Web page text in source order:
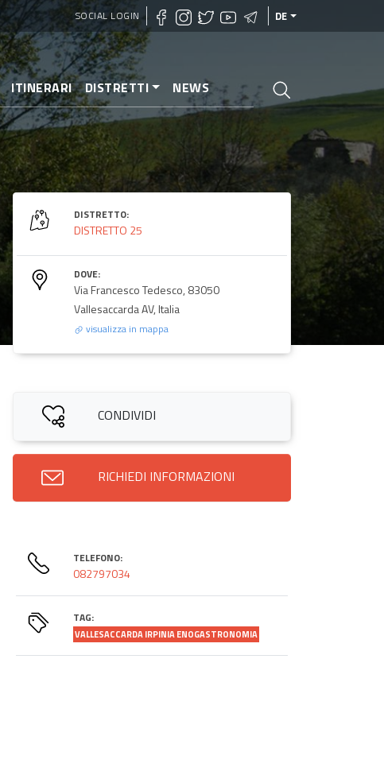
SOCIAL LOGIN DE
ITINERARI DISTRETTI NEWS
DISTRETTO:
DISTRETTO 25
DOVE:
Via Francesco Tedesco, 83050
Vallesaccarda AV, Italia
visualizza in mappa
CONDIVIDI
RICHIEDI INFORMAZIONI
TELEFONO:
082797034
TAG:
VALLESACCARDA IRPINIA ENOGASTRONOMIA